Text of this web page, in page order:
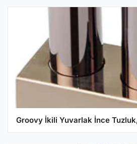
Groovy İkili Yuvarlak İnce